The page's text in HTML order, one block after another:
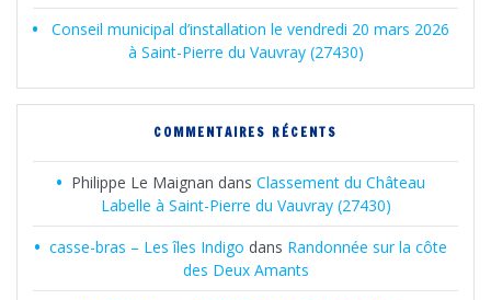
Conseil municipal d’installation le vendredi 20 mars 2026
à Saint-Pierre du Vauvray (27430)
COMMENTAIRES RÉCENTS
Philippe Le Maignan dans Classement du Château
Labelle à Saint-Pierre du Vauvray (27430)
casse-bras – Les îles Indigo dans Randonnée sur la côte
des Deux Amants